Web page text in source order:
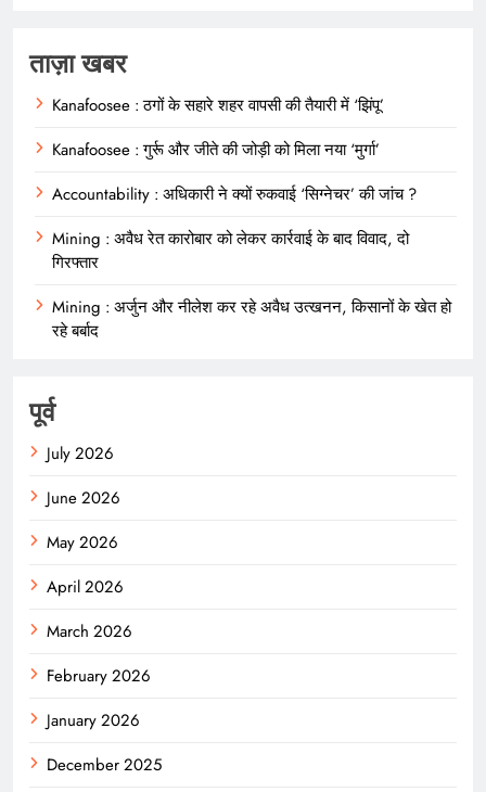
ताज़ा खबर
Kanafoosee : ठगों के सहारे शहर वापसी की तैयारी में ‘झिंपू’
Kanafoosee : गुर्रू और जीते की जोड़ी को मिला नया ‘मुर्गा’
Accountability : अधिकारी ने क्यों रुकवाई ‘सिग्नेचर’ की जांच ?
Mining : अवैध रेत कारोबार को लेकर कार्रवाई के बाद विवाद, दो
गिरफ्तार
Mining : अर्जुन और नीलेश कर रहे अवैध उत्खनन, किसानों के खेत हो
रहे बर्बाद
पूर्व
July 2026
June 2026
May 2026
April 2026
March 2026
February 2026
January 2026
December 2025